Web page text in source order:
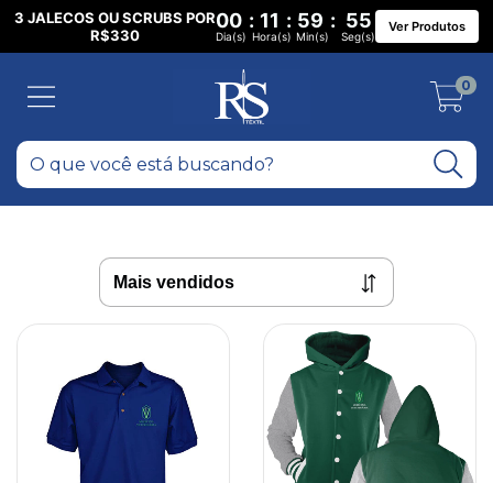
3 JALECOS OU SCRUBS POR
R$330
00 : 11 : 59 : 54
Dia(s) Hora(s) Min(s) Seg(s)
Ver Produtos
0